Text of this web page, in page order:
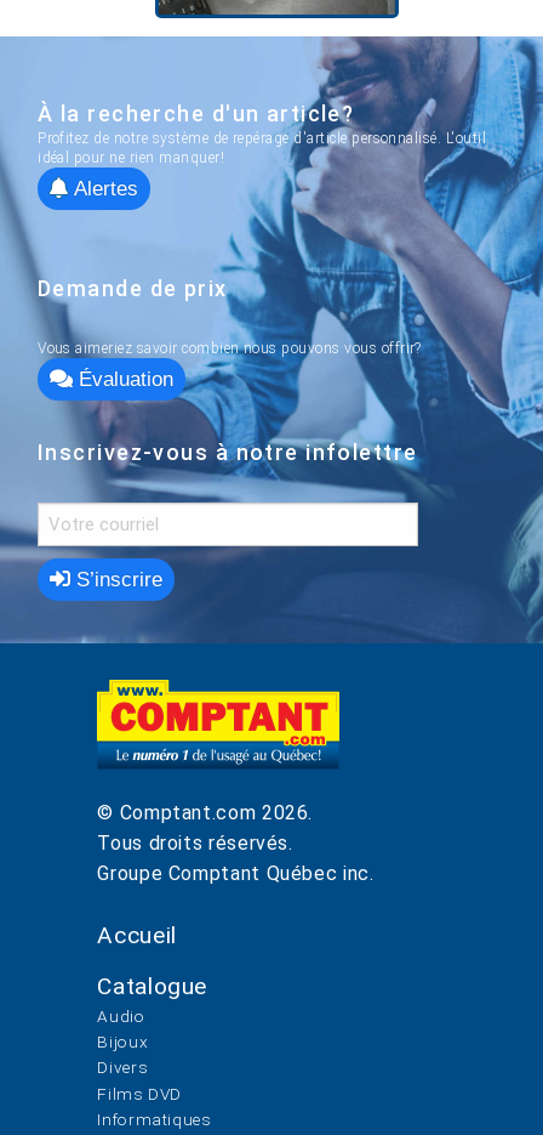
À la recherche d'un article?
Profitez de notre système de repérage d'article personnalisé. L'outil
idéal pour ne rien manquer!
Alertes
Demande de prix
Vous aimeriez savoir combien nous pouvons vous offrir?
Évaluation
Inscrivez-vous à notre infolettre
S’inscrire
© Comptant.com 2026.
Tous droits réservés.
Groupe Comptant Québec inc.
Accueil
Catalogue
Audio
Bijoux
Divers
Films DVD
Informatiques